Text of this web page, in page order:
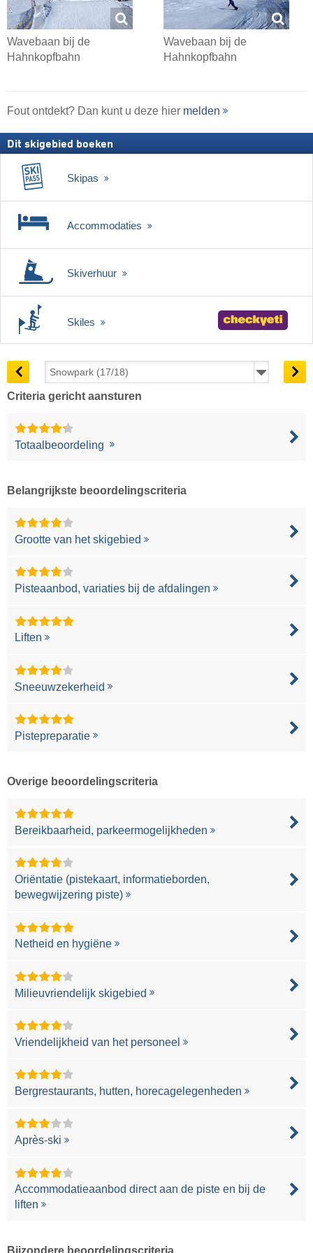
Wavebaan bij de
Hahnkopfbahn
Wavebaan bij de
Hahnkopfbahn
Fout ontdekt? Dan kunt u deze hier melden
Dit skigebied boeken
Skipas
Accommodaties
Skiverhuur
Skiles
Criteria gericht aansturen
Totaalbeoordeling
Belangrijkste beoordelingscriteria
Grootte van het skigebied
Pisteaanbod, variaties bij de afdalingen
Liften
Sneeuwzekerheid
Pistepreparatie
Overige beoordelingscriteria
Bereikbaarheid, parkeermogelijkheden
Oriëntatie (pistekaart, informatieborden,
bewegwijzering piste)
Netheid en hygiëne
Milieuvriendelijk skigebied
Vriendelijkheid van het personeel
Bergrestaurants, hutten, horecagelegenheden
Après-ski
Accommodatieaanbod direct aan de piste en bij de
liften
Bijzondere beoordelingscriteria